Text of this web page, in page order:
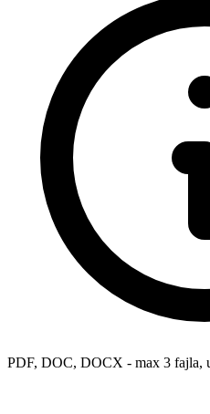
PDF, DOC, DOCX - max 3 fajla,